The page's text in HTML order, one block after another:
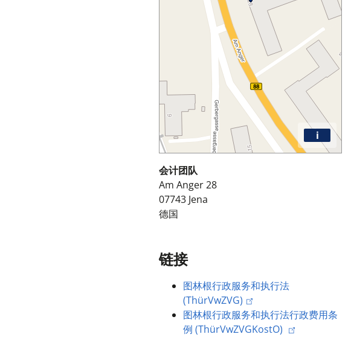
i
会计团队
Am Anger 28
07743 Jena
德国
链接
图林根行政服务和执行法
(ThürVwZVG)
图林根行政服务和执行法行政费用条
例 (ThürVwZVGKostO)